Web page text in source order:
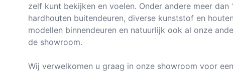
zelf kunt bekijken en voelen. Onder andere meer dan
hardhouten buitendeuren, diverse kunststof en
modellen binnendeuren en natuurlijk ook al onze
de showroom.
Wij verwelkomen u graag in onze showroom voor